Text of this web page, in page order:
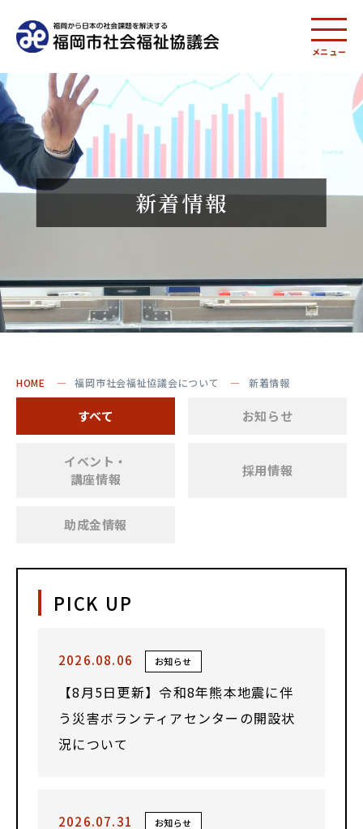
メニュー
新着情報
HOME 福岡市社会福祉協議会について 新着情報
すべて お知らせ
イベント・
講座情報
採用情報
助成金情報
PICK UP
2026.08.06 お知らせ
【8月5日更新】令和8年熊本地震に伴
う災害ボランティアセンターの開設状
況について
2026.07.31 お知らせ